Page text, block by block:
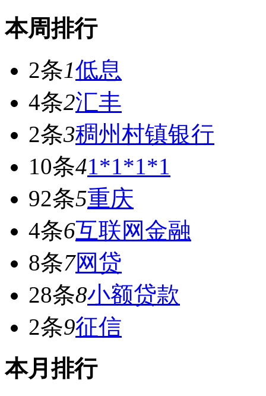
本周排行
2条1低息
4条2汇丰
2条3稠州村镇银行
10条41*1*1*1
92条5重庆
4条6互联网金融
8条7网贷
28条8小额贷款
2条9征信
本月排行